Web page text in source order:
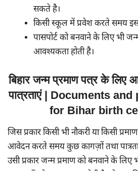
सकते है।
किसी स्कूल में प्रवेश करते समय
पासपोर्ट को बनवाने के लिए भी
आवश्यकता होती है।
बिहार जन्म प्रमाण पत्र के
पात्रताएं | Documents
for Bihar birth
जिस प्रकार किसी भी नौकरी या किसी
आवेदन करते समय कुछ कागज़ों तथा
उसी प्रकार जन्म प्रमाण को बनवाने के